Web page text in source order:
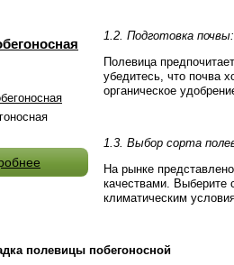
1.2. Подготовка
Полевица
убедитесь, что почва
органическое
1.3. Выбор сорта
На рынке
качествами. Выберите
климатическим
полевицы побегоносной